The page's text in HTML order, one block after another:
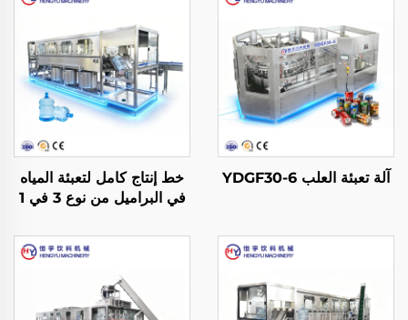
آلة تعبئة العلب YDGF30-6
خط إنتاج كامل لتعبئة المياه
في البراميل من نوع 3 في 1